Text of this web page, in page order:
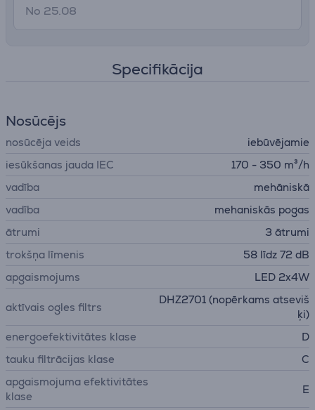
No 25.08
Specifikācija
Nosūcējs
nosūcēja veids
iebūvējamie
iesūkšanas jauda IEC
170 - 350 m³/h
vadība
mehāniskā
vadība
mehaniskās pogas
ātrumi
3 ātrumi
trokšņa līmenis
58 līdz 72 dB
apgaismojums
LED 2x4W
aktīvais ogles filtrs
DHZ2701 (nopērkams atseviš
ķi)
energoefektivitātes klase
D
tauku filtrācijas klase
C
apgaismojuma efektivitātes
klase
E